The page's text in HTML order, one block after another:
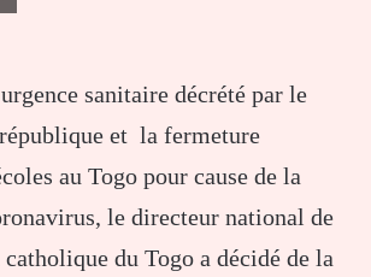
sanitaire décrété par le
et la fermeture
au Togo pour cause de la
le directeur national de
du Togo a décidé de la